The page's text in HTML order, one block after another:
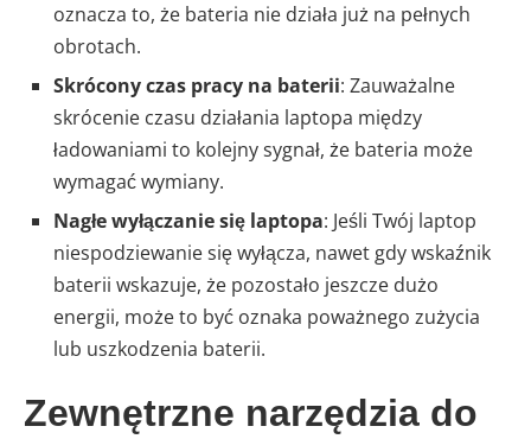
oznacza to, że bateria nie działa już na pełnych
obrotach.
Skrócony czas pracy na baterii: Zauważalne
skrócenie czasu działania laptopa między
ładowaniami to kolejny sygnał, że bateria może
wymagać wymiany.
Nagłe wyłączanie się laptopa: Jeśli Twój laptop
niespodziewanie się wyłącza, nawet gdy wskaźnik
baterii wskazuje, że pozostało jeszcze dużo
energii, może to być oznaka poważnego zużycia
lub uszkodzenia baterii.
Zewnętrzne narzędzia do